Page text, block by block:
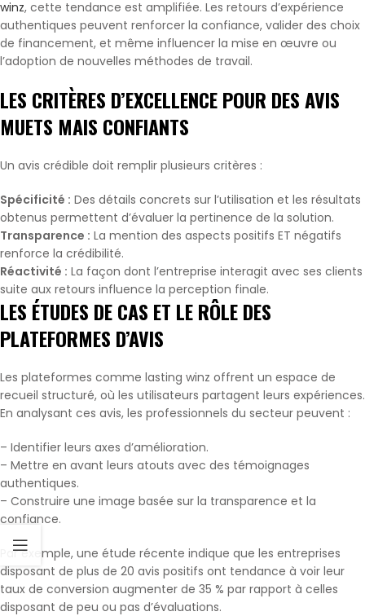
winz, cette tendance est amplifiée. Les retours d’expérience
authentiques peuvent renforcer la confiance, valider des choix
de financement, et même influencer la mise en œuvre ou
l’adoption de nouvelles méthodes de travail.
LES CRITÈRES D’EXCELLENCE POUR DES AVIS
MUETS MAIS CONFIANTS
Un avis crédible doit remplir plusieurs critères :
Spécificité : Des détails concrets sur l’utilisation et les résultats
obtenus permettent d’évaluer la pertinence de la solution.
Transparence : La mention des aspects positifs ET négatifs
renforce la crédibilité.
Réactivité : La façon dont l’entreprise interagit avec ses clients
suite aux retours influence la perception finale.
LES ÉTUDES DE CAS ET LE RÔLE DES
PLATEFORMES D’AVIS
Les plateformes comme lasting winz offrent un espace de
recueil structuré, où les utilisateurs partagent leurs expériences.
En analysant ces avis, les professionnels du secteur peuvent :
– Identifier leurs axes d’amélioration.
– Mettre en avant leurs atouts avec des témoignages
authentiques.
– Construire une image basée sur la transparence et la
confiance.
Par exemple, une étude récente indique que les entreprises
disposant de plus de 20 avis positifs ont tendance à voir leur
taux de conversion augmenter de 35 % par rapport à celles
disposant de peu ou pas d’évaluations.